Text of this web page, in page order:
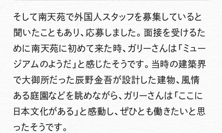
そして南天苑で外国人スタッフを募集していると
聞いたこともあり、応募しました。面接を受けるた
めに南天苑に初めて来た時、ガリーさんは「ミュー
ジアムのようだ」と感じたそうです。当時の建築界
で大御所だった辰野金吾が設計した建物、風情
ある庭園などを眺めながら、ガリーさんは「ここに
日本文化がある」と感動し、ぜひとも働きたいと思
ったそうです。